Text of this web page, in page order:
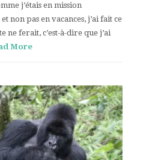
j’étais en mission
non pas en vacances, j’ai fait ce
ne ferait, c’est-à-dire que j’ai
More